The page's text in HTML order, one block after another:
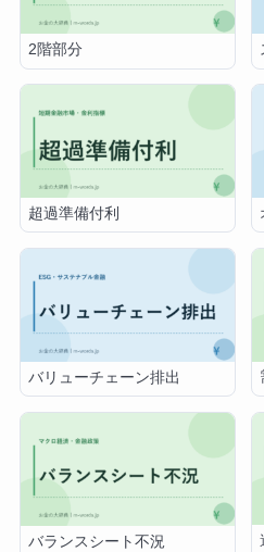
2階部分
超過準備付利
バリューチェーン排出
バランスシート不況